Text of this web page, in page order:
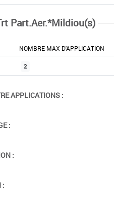
Part.Aer.*Mildiou(s)
NOMBRE MAX D'APPLICATION
2
APPLICATIONS :
:
:
: